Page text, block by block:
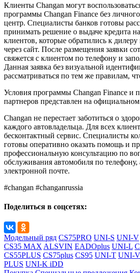
Клиенты Changan могут
программы Changan Finance без
центр. Специалисты банков готовы
принимать решение о выдаче кредита
клиентов, которые обратились к
через сайт. После размещения заявки
свяжется с клиентом по телефону и
Данная заявка без визуальной
рассматриваться по тем же правилам,
Условия программы Changan Finance и
партнеров представлен на
Changan не перестает заботиться о
каждого автовладельца. Для всех
бесконтактный сервис. Специалисты
готовы оперативно оказать помощь и
профессиональную консультацию по
обслуживания автомобиля по телефону,
электронной почте.
#changan #changanrussia
Поделиться в соцсетях:
Модельный ряд CS75PRO UNI-S UNI-V
CS35 MAX ALSVIN EADOplus UNI-L
CS55PLUS CS75plus CS95 UNI-T UNI-V
PLUS UNI-K iDD